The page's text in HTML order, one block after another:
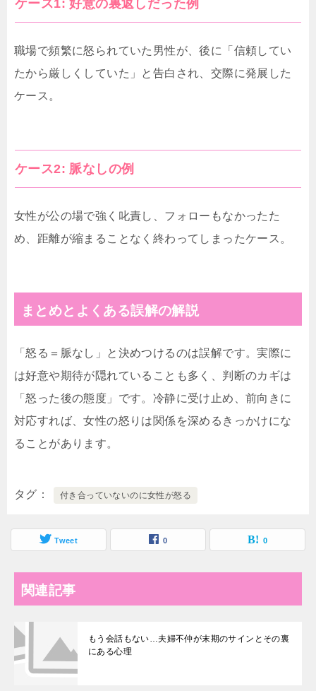
ケース1: 好意の裏返しだった例
職場で頻繁に怒られていた男性が、後に「信頼してい
たから厳しくしていた」と告白され、交際に発展した
ケース。
ケース2: 脈なしの例
女性が公の場で強く叱責し、フォローもなかったた
め、距離が縮まることなく終わってしまったケース。
まとめとよくある誤解の解説
「怒る＝脈なし」と決めつけるのは誤解です。実際に
は好意や期待が隠れていることも多く、判断のカギは
「怒った後の態度」です。冷静に受け止め、前向きに
対応すれば、女性の怒りは関係を深めるきっかけにな
ることがあります。
タグ 付き合っていないのに女性が怒る
Tweet 0 0
関連記事
もう会話もない…夫婦不仲が末期のサインとその裏
にある心理